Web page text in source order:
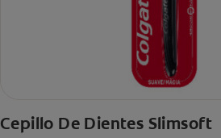
Cepillo De Dientes Slimsoft